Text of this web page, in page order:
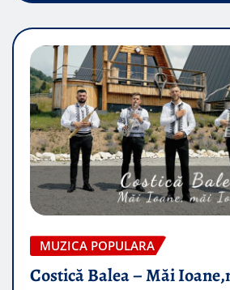
MUZICA POPULARA
Costică Balea – Măi